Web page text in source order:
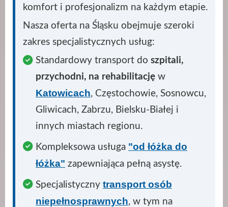
komfort i profesjonalizm na każdym etapie.
Nasza oferta na Śląsku obejmuje szeroki
zakres specjalistycznych usług:
Standardowy transport do szpitali,
przychodni, na rehabilitację w
Katowicach, Częstochowie, Sosnowcu,
Gliwicach, Zabrzu, Bielsku-Białej i
innych miastach regionu.
Kompleksowa usługa "od łóżka do
łóżka" zapewniająca pełną asystę.
Specjalistyczny transport osób
niepełnosprawnych, w tym na